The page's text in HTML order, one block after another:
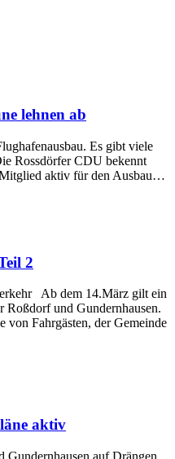
lehnen ab
Es gibt viele
Rossdörfer CDU bekennt
aktiv für den Ausbau…
2
Ab dem 14.März gilt ein
Roßdorf und Gundernhausen.
von Fahrgästen, der Gemeinde
aktiv
Gundernhausen auf Drängen